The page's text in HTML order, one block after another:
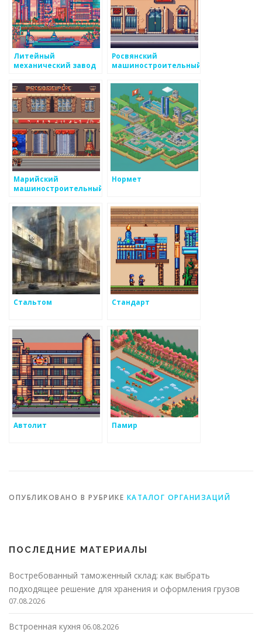
Литейный
механический завод
Росвянский
машиностроительный
Марийский
машиностроительный
Нормет
Стальтом Стандарт
Автолит Памир
ОПУБЛИКОВАНО В РУБРИКЕ КАТАЛОГ ОРГАНИЗАЦИЙ
ПОСЛЕДНИЕ МАТЕРИАЛЫ
Востребованный таможенный склад: как выбрать
подходящее решение для хранения и оформления грузов
07.08.2026
Встроенная кухня 06.08.2026